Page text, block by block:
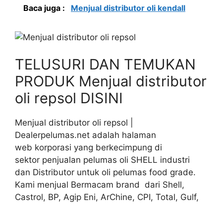
Baca juga : Menjual distributor oli kendall
TELUSURI DAN TEMUKAN
PRODUK Menjual distributor
oli repsol DISINI
Menjual distributor oli repsol |
Dealerpelumas.net adalah halaman
web korporasi yang berkecimpung di
sektor penjualan pelumas oli SHELL industri
dan Distributor untuk oli pelumas food grade.
Kami menjual Bermacam brand dari Shell,
Castrol, BP, Agip Eni, ArChine, CPI, Total, Gulf,